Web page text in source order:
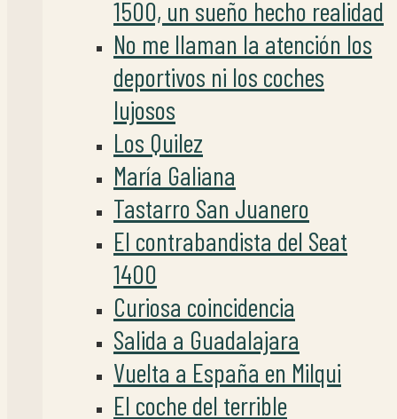
1500, un sueño hecho realidad
No me llaman la atención los
deportivos ni los coches
lujosos
Los Quilez
María Galiana
Tastarro San Juanero
El contrabandista del Seat
1400
Curiosa coincidencia
Salida a Guadalajara
Vuelta a España en Milqui
El coche del terrible